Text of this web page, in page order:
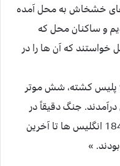
های خشخاش به محل آمده
و ساکنان محل که
خواستند که آن ها را در
« به دنبال درگیری که صورت گرفت، 9 پلیس کشته، شش موتر
جنگ دقیقاً در
همان محلی اتفاق افتاد که در سال 1842 انگلیس ها تا آخرین
»